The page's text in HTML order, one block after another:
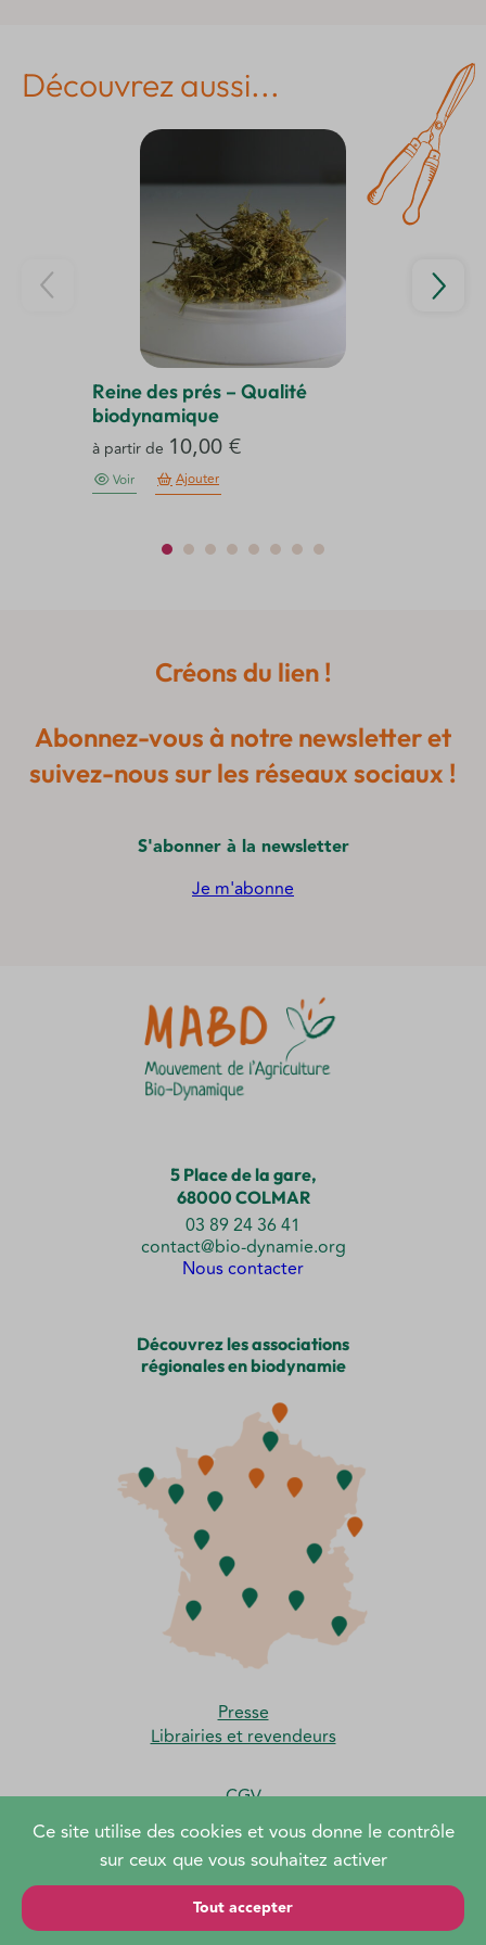
Ce site utilise des cookies et vous donne le contrôle
sur ceux que vous souhaitez activer
Tout accepter
Découvrez aussi...
Reine des prés – Qualité
biodynamique
à partir de 10,00€
Voir Ajouter
produit
plusieurs
être
la
page
du
Créons du lien !
Abonnez-vous à notre newsletter et
suivez-nous sur les réseaux sociaux !
S'abonner à la newsletter
Je m'abonne
5 Place de la gare,
68000 COLMAR
03 89 24 36 41
contact@bio-dynamie.org
Nous contacter
Découvrez les associations
régionales en biodynamie
Presse
Librairies et revendeurs
CGV
Moyens de paiement et frais de port